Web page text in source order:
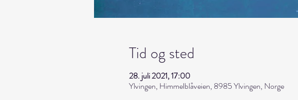
Tid og sted
28. juli 2021, 17:00
Ylvingen, Himmelblåveien, 8985 Ylvingen, Norge